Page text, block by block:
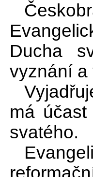
Ducha
vyznání a
má
svatého.